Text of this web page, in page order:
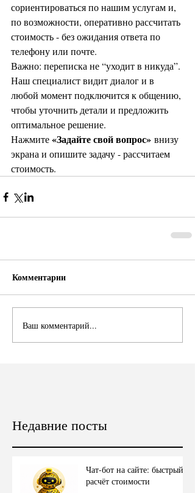
сориентироваться по нашим услугам и,
по возможности, оперативно рассчитать
стоимость - без ожидания ответа по
телефону или почте.
Важно: переписка не “уходит в никуда”.
Наш специалист видит диалог и в
любой момент подключится к общению,
чтобы уточнить детали и предложить
оптимальное решение.
Нажмите «Задайте свой вопрос» внизу
экрана и опишите задачу - рассчитаем
стоимость.
Комментарии
Ваш комментарий...
Недавние посты
Чат-бот на сайте: быстрый
расчёт стоимости